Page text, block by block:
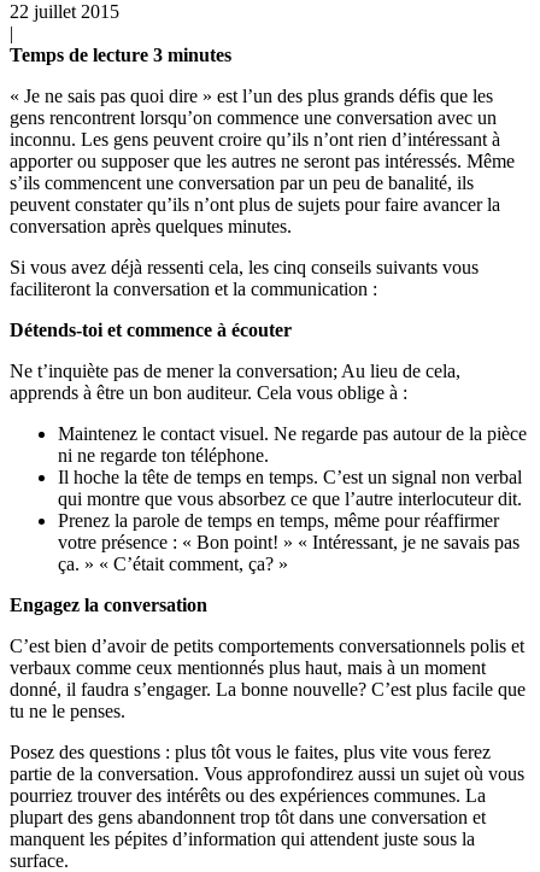
22 juillet 2015
|
Temps de lecture 3 minutes
« Je ne sais pas quoi dire » est l’un des plus grands défis que les
gens rencontrent lorsqu’on commence une conversation avec un
inconnu. Les gens peuvent croire qu’ils n’ont rien d’intéressant à
apporter ou supposer que les autres ne seront pas intéressés. Même
s’ils commencent une conversation par un peu de banalité, ils
peuvent constater qu’ils n’ont plus de sujets pour faire avancer la
conversation après quelques minutes.
Si vous avez déjà ressenti cela, les cinq conseils suivants vous
faciliteront la conversation et la communication :
Détends-toi et commence à écouter
Ne t’inquiète pas de mener la conversation; Au lieu de cela,
apprends à être un bon auditeur. Cela vous oblige à :
Maintenez le contact visuel. Ne regarde pas autour de la pièce
ni ne regarde ton téléphone.
Il hoche la tête de temps en temps. C’est un signal non verbal
qui montre que vous absorbez ce que l’autre interlocuteur dit.
Prenez la parole de temps en temps, même pour réaffirmer
votre présence : « Bon point! » « Intéressant, je ne savais pas
ça. » « C’était comment, ça? »
Engagez la conversation
C’est bien d’avoir de petits comportements conversationnels polis et
verbaux comme ceux mentionnés plus haut, mais à un moment
donné, il faudra s’engager. La bonne nouvelle? C’est plus facile que
tu ne le penses.
Posez des questions : plus tôt vous le faites, plus vite vous ferez
partie de la conversation. Vous approfondirez aussi un sujet où vous
pourriez trouver des intérêts ou des expériences communes. La
plupart des gens abandonnent trop tôt dans une conversation et
manquent les pépites d’information qui attendent juste sous la
surface.